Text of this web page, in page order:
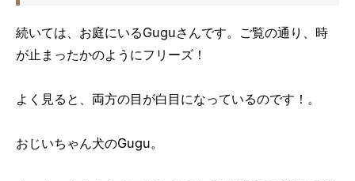
続いては、お庭にいるGuguさんです。ご覧の通り、時
が止まったかのようにフリーズ！
よく見ると、両方の目が白目になっているのです！。
おじいちゃん犬のGugu。